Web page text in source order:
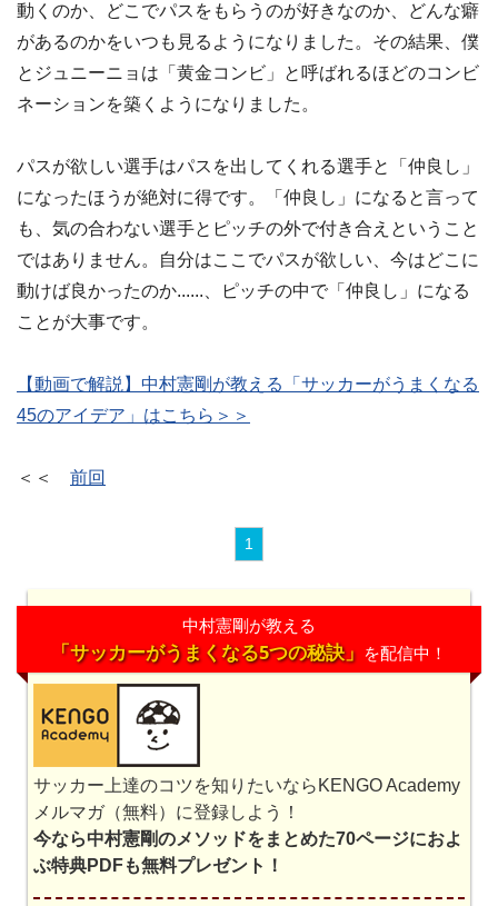
動くのか、どこでパスをもらうのが好きなのか、どんな癖
があるのかをいつも見るようになりました。その結果、僕
とジュニーニョは「黄金コンビ」と呼ばれるほどのコンビ
ネーションを築くようになりました。
パスが欲しい選手はパスを出してくれる選手と「仲良し」
になったほうが絶対に得です。「仲良し」になると言って
も、気の合わない選手とピッチの外で付き合えということ
ではありません。自分はここでパスが欲しい、今はどこに
動けば良かったのか......、ピッチの中で「仲良し」になる
ことが大事です。
【動画で解説】中村憲剛が教える「サッカーがうまくなる
45のアイデア」はこちら＞＞
＜＜ 前回
1
中村憲剛が教える
「サッカーがうまくなる5つの秘訣」 を配信中！
サッカー上達のコツを知りたいならKENGO Academy
メルマガ（無料）に登録しよう！
今なら中村憲剛のメソッドをまとめた70ページにおよ
ぶ特典PDFも無料プレゼント！